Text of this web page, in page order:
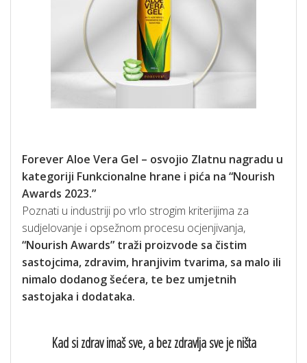
Forever Aloe Vera Gel – osvojio Zlatnu nagradu u
kategoriji Funkcionalne hrane i pića na “Nourish
Awards 2023.”
Poznati u industriji po vrlo strogim kriterijima za
sudjelovanje i opsežnom procesu ocjenjivanja,
“Nourish Awards” traži proizvode sa čistim
sastojcima, zdravim, hranjivim tvarima, sa malo ili
nimalo dodanog šećera, te bez umjetnih
sastojaka i dodataka.
Kad si zdrav imaš sve, a bez zdravlja sve je ništa